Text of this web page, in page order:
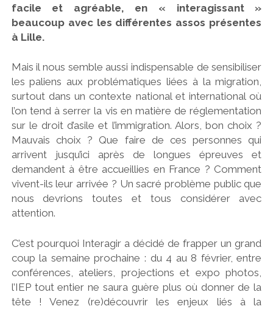
facile et agréable, en « interagissant »
beaucoup avec les différentes assos présentes
à Lille.
Mais il nous semble aussi indispensable de sensibiliser
les paliens aux problématiques liées à la migration,
surtout dans un contexte national et international où
l’on tend à serrer la vis en matière de réglementation
sur le droit d’asile et l’immigration. Alors, bon choix ?
Mauvais choix ? Que faire de ces personnes qui
arrivent jusqu’ici après de longues épreuves et
demandent à être accueillies en France ? Comment
vivent-ils leur arrivée ? Un sacré problème public que
nous devrions toutes et tous considérer avec
attention.
C’est pourquoi Interagir a décidé de frapper un grand
coup la semaine prochaine : du 4 au 8 février, entre
conférences, ateliers, projections et expo photos,
l’IEP tout entier ne saura guère plus où donner de la
tête ! Venez (re)découvrir les enjeux liés à la